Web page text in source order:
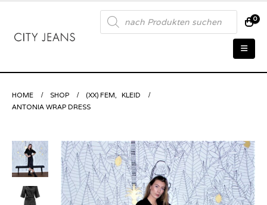
Products
search 0
HOME SHOP (XX) FEM,
KLEID
ANTONIA WRAP DRESS